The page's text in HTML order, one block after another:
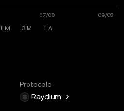
1 M 3 M 1 A
Protocolo
Raydium